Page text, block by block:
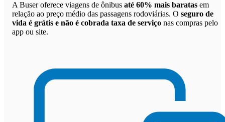
A Buser oferece viagens de ônibus até 60% mais baratas em
relação ao preço médio das passagens rodoviárias. O seguro de
vida é grátis e não é cobrada taxa de serviço nas compras pelo
app ou site.